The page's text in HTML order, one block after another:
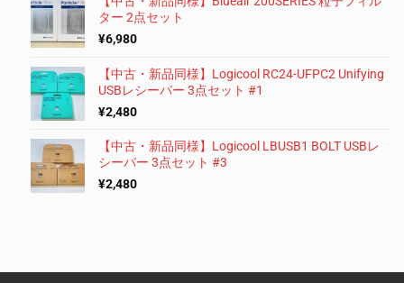
ター 2点セット
¥6,980
【中古・新品同様】Logicool RC24-UFPC2 Unifying
USBレシーバー 3点セット #1
¥2,480
【中古・新品同様】Logicool LBUSB1 BOLT USBレ
シーバー 3点セット #3
¥2,480